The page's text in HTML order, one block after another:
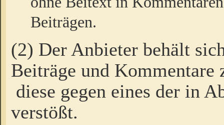
Beiträgen.
(2) Der Anbieter behält
Beiträge und Kommentare
diese gegen eines der in
verstößt.